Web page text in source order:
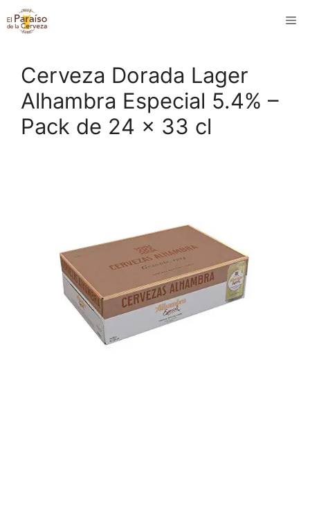
Saltar
al
Cerveza Dorada Lager
Alhambra Especial 5.4% –
Pack de 24 x 33 cl